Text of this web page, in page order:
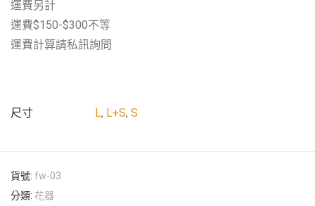
運費另計
運費$150-$300不等
運費計算請私訊詢問
尺寸 L, L+S, S
貨號: fw-03
分類: 花器